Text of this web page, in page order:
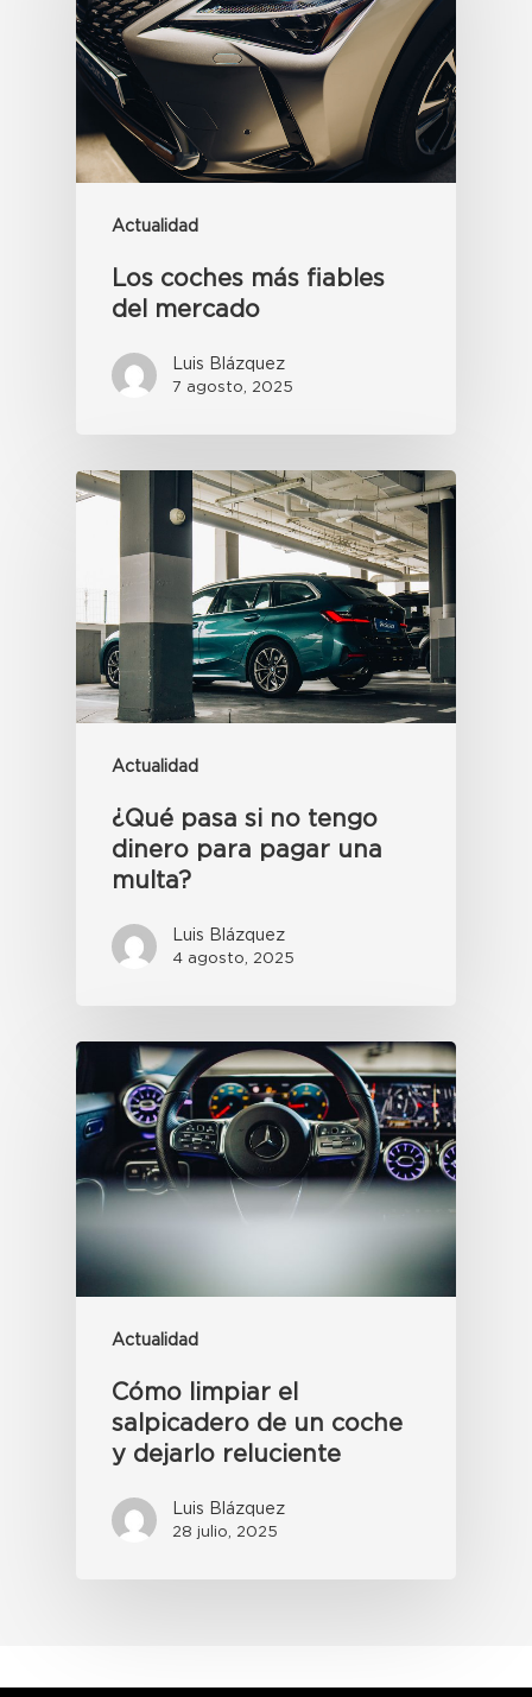
Actualidad
Los coches más fiables
del mercado
Luis Blázquez
7 agosto, 2025
Actualidad
¿Qué pasa si no tengo
dinero para pagar una
multa?
Luis Blázquez
4 agosto, 2025
Actualidad
Cómo limpiar el
salpicadero de un coche
y dejarlo reluciente
Luis Blázquez
28 julio, 2025